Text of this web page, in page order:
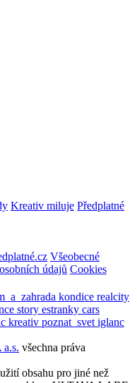
Kreativ miluje Předplatné
Všeobecné
údajů Cookies
kondice realcity
story estranky cars
kreativ poznat_svet iglanc
všechna práva
obsahu pro jiné než